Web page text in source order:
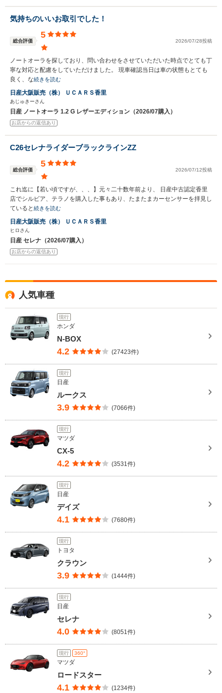
気持ちのいいお取引でした！
総合評価
5
2026/07/28投稿
ノートオーラを探しており、問い合わせをさせていただいた時点でとても丁
寧な対応と配慮をしていただけました。 現車確認当日は車の状態もとても
良く、な続きを読む
日産大阪販売（株） ＵＣＡＲＳ香里
あじゅきーさん
日産 ノートオーラ 1.2 G レザーエディション（2026/07購入）
お店からの返信あり
C26セレナライダーブラックラインZZ
総合評価
5
2026/07/12投稿
これ迄に【若い頃ですが、、、】元々二十数年前より、 日産中古認定香里
店でシルビア、テラノを購入した事もあり、たまたまカーセンサーを拝見し
ていると 続きを読む
日産大阪販売（株） ＵＣＡＲＳ香里
ヒロさん
日産 セレナ（2026/07購入）
お店からの返信あり
人気車種
現行
ホンダ
N-BOX
4.2 (27423件)
現行
日産
ルークス
3.9 (7066件)
現行
マツダ
CX-5
4.2 (3531件)
現行
日産
デイズ
4.1 (7680件)
現行
トヨタ
クラウン
3.9 (1444件)
現行
日産
セレナ
4.0 (8051件)
現行 360°
マツダ
ロードスター
4.1 (1234件)